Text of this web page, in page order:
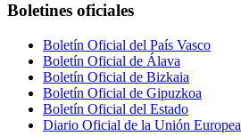
Boletines oficiales
Boletín Oficial del País Vasco
Boletín Oficial de Álava
Boletín Oficial de Bizkaia
Boletín Oficial de Gipuzkoa
Boletín Oficial del Estado
Diario Oficial de la Unión Europea